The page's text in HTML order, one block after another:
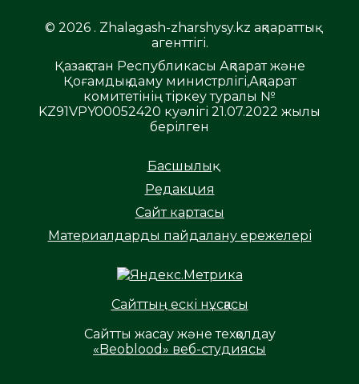
© 2026 . Zhalagash-zharshysy.kz ақпараттық
агенттігі.
Қазақстан Республикасы Ақпарат және
Қоғамдық даму министрлігі,Ақпарат
комитетінің тіркеу туралы №
KZ91VPY00052420 куәлігі 21.07.2022 жылы
берілген
Басшылық
Редакция
Сайт картасы
Материалдарды пайдалану ережелері
Сайттың ескі нұсқасы
Сайтты жасау және техқолдау
«Beoblood» веб-студиясы